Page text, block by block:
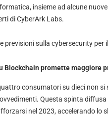
insieme ad alcune
di CyberArk Labs.
previsioni sulla cybersecurity per
Blockchain promette maggiore
consumatori su dieci non
Questa spinta
nel 2023, accelerando lo